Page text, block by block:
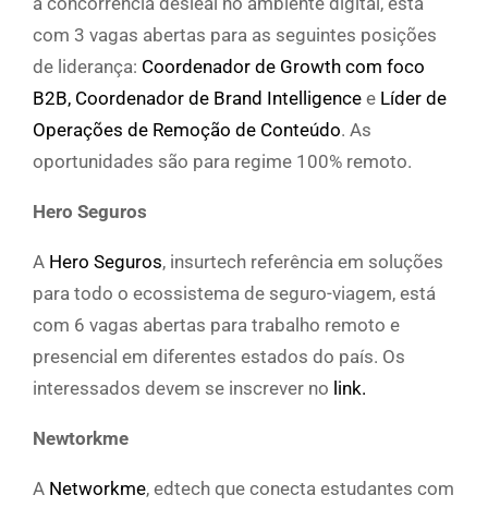
com 3 vagas abertas para as seguintes posições
de liderança: Coordenador de Growth com foco
B2B, Coordenador de Brand Intelligence e Líder de
Operações de Remoção de Conteúdo. As
oportunidades são para regime 100% remoto.
Hero Seguros
A Hero Seguros, insurtech referência em soluções
para todo o ecossistema de seguro-viagem, está
com 6 vagas abertas para trabalho remoto e
presencial em diferentes estados do país. Os
interessados devem se inscrever no link.
Newtorkme
A Networkme, edtech que conecta estudantes com